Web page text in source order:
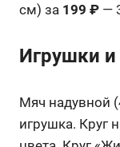
см) за 199 ₽ —
Игрушки и
Мяч надувной
игрушка. Круг